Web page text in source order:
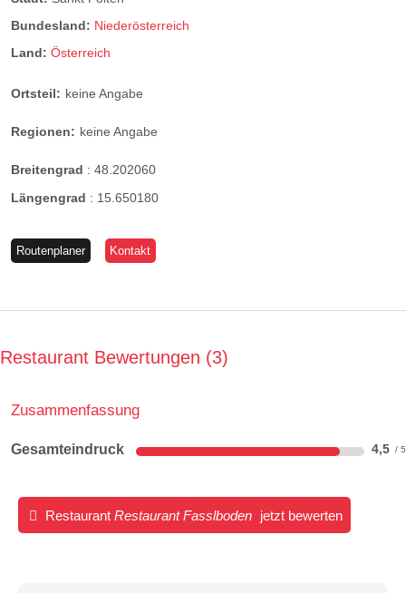
Bundesland: Niederösterreich
Land: Österreich
Ortsteil: keine Angabe
Regionen: keine Angabe
Breitengrad : 48.202060
Längengrad : 15.650180
Routenplaner Kontakt
Restaurant Bewertungen 3
Zusammenfassung
Gesamteindruck 4,5
Restaurant Restaurant Fasslboden jetzt bewerten